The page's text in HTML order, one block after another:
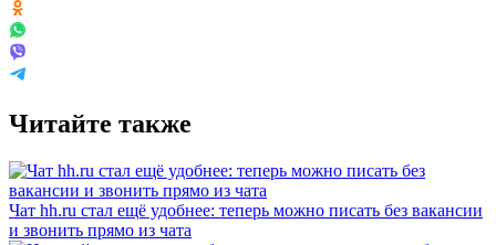
Читайте также
Чат hh.ru стал ещё удобнее: теперь можно писать без вакансии
и звонить прямо из чата